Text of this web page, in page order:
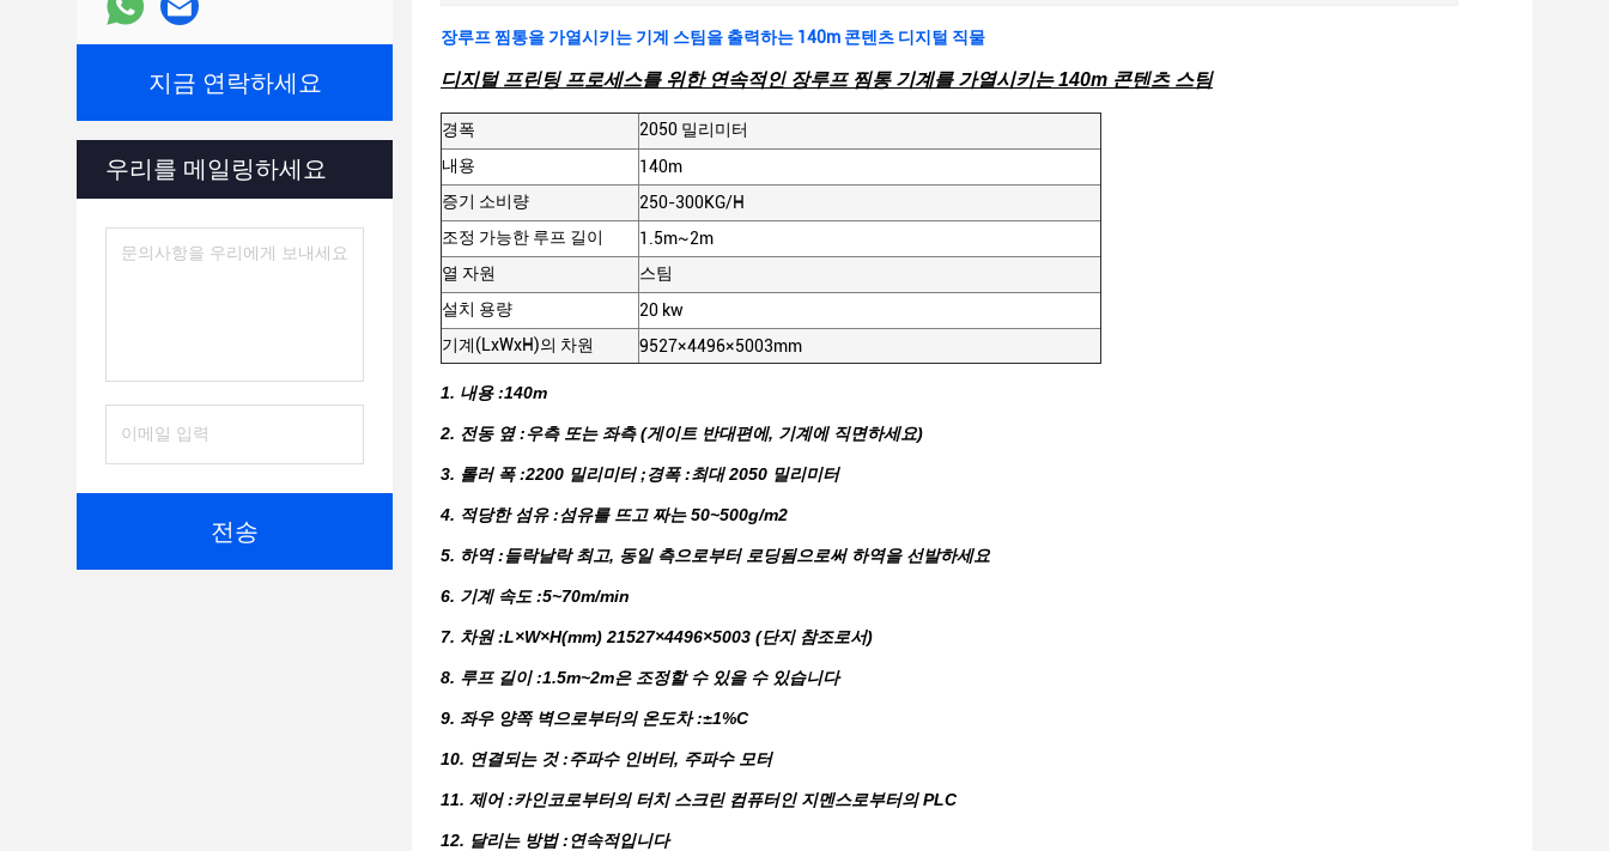
지금 연락하세요
우리를 메일링하세요
전송
장루프 찜통을 가열시키는 기계 스팀을 출력하는 140m 콘텐츠 디지털 직물
디지털 프린팅 프로세스를 위한 연속적인 장루프 찜통 기계를 가열시키는 140m 콘텐츠 스팀
경폭
2050 밀리미터
내용
140m
증기 소비량
250-300KG/H
조정 가능한 루프 길이
1.5m~2m
열 자원
스팀
설치 용량
20 kw
기계(LxWxH)의 차원
9527×4496×5003mm
1. 내용 :140m
2. 전동 옆 :우측 또는 좌측 (게이트 반대편에, 기계에 직면하세요)
3. 롤러 폭 :2200 밀리미터 ;경폭 :최대 2050 밀리미터
4. 적당한 섬유 :섬유를 뜨고 짜는 50~500g/m2
5. 하역 :들락날락 최고, 동일 측으로부터 로딩됨으로써 하역을 선발하세요
6. 기계 속도 :5~70m/min
7. 차원 :L×W×H(mm) 21527×4496×5003 (단지 참조로서)
8. 루프 길이 :1.5m~2m은 조정할 수 있을 수 있습니다
9. 좌우 양쪽 벽으로부터의 온도차 :±1%C
10. 연결되는 것 :주파수 인버터, 주파수 모터
11. 제어 :카인코로부터의 터치 스크린 컴퓨터인 지멘스로부터의 PLC
12. 달리는 방법 :연속적입니다